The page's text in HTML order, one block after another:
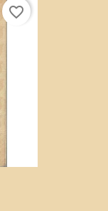
favorite_border